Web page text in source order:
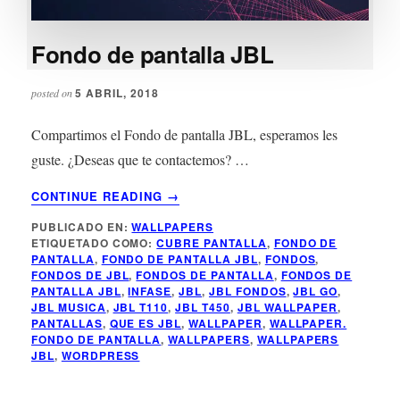
Fondo de pantalla JBL
posted on5 ABRIL, 2018
Compartimos el Fondo de pantalla JBL, esperamos les
guste. ¿Deseas que te contactemos? …
CONTINUE READING
ACERCA
DE
FONDO
DE
PANTALLA
JBL
→
PUBLICADO EN:WALLPAPERS
ETIQUETADO COMO:CUBRE PANTALLA, FONDO DE
PANTALLA, FONDO DE PANTALLA JBL, FONDOS,
FONDOS DE JBL,FONDOS DE PANTALLA, FONDOS DE
PANTALLA JBL,INFASE,JBL, JBL FONDOS,JBL GO,
JBL MUSICA, JBL T110,JBL T450, JBL WALLPAPER,
PANTALLAS, QUE ES JBL,WALLPAPER, WALLPAPER.
FONDO DE PANTALLA,WALLPAPERS, WALLPAPERS
JBL, WORDPRESS